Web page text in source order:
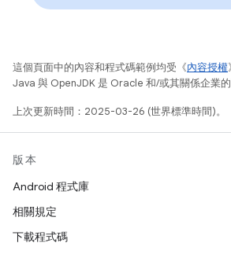
這個頁面中的內容和程式碼範例均受《內容授權
Java 與 OpenJDK 是 Oracle 和/或其關係企業的
上次更新時間：2025-03-26 (世界標準時間)。
版本
Android 程式庫
相關規定
下載程式碼